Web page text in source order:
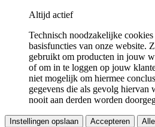
Altijd actief
Technisch noodzakelijke
basisfuncties van onze website.
gebruikt om producten in jouw
of om in te loggen op jouw
niet mogelijk om hiermee
gegevens die als gevolg hiervan
nooit aan derden worden
Instellingen opslaan Accepteren